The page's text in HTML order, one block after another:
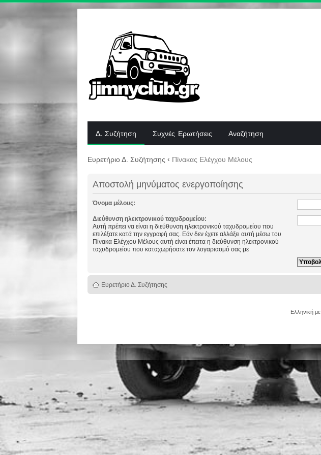
Δ. Συζήτηση Συχνές Ερωτήσεις Αναζήτηση
Ευρετήριο Δ. Συζήτησης ‹ Πίνακας Ελέγχου Μέλους
Αποστολή μηνύματος ενεργοποίησης
Όνομα μέλους:
Διεύθυνση ηλεκτρονικού ταχυδρομείου:
Αυτή πρέπει να είναι η διεύθυνση ηλεκτρονικού ταχυδρομείου που
επιλέξατε κατά την εγγραφή σας. Εάν δεν έχετε αλλάξει αυτή μέσω του
Πίνακα Ελέγχου Μέλους αυτή είναι έπειτα η διεύθυνση ηλεκτρονικού
ταχυδρομείου που καταχωρήσατε τον λογαριασμό σας με
Ευρετήριο Δ. Συζήτησης
Ελληνική